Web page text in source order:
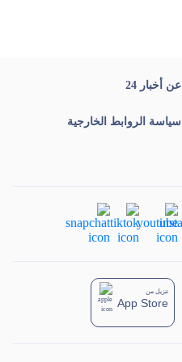
عن أخبار 24
سياسة الروابط الخارجية
تنزيل من
App Store